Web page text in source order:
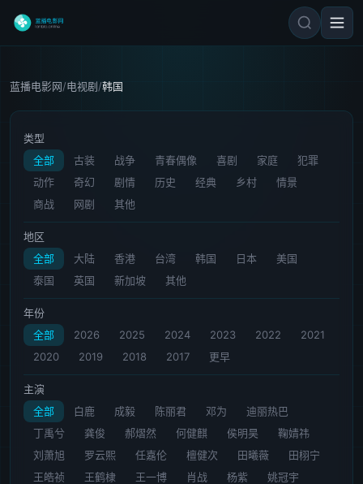
蓝播电影网/电视剧/韩国
类型
全部
古装 战争 青春偶像 喜剧 家庭
犯罪
动作
奇幻 剧情 历史 经典 乡村
情景
商战
网剧 其他
地区
全部
大陆 香港 台湾 韩国 日本
美国
泰国
英国 新加坡 其他
年份
全部
2026 2025 2024 2023 2022
2021
2020
2019 2018 2017 更早
主演
全部
白鹿 成毅 陈丽君 邓为
迪丽热巴
丁禹兮
龚俊 郝熠然 何健麒 侯明昊
鞠婧祎
刘萧旭
罗云熙 任嘉伦 檀健次 田曦薇
田栩宁
王皓祯
王鹤棣 王一博 肖战 杨紫
姚冠宇